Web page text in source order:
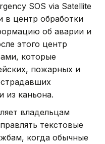
SOS via Satellite
в центр обработки
об аварии и
этого центр
которые
пожарных и
из каньона.
владельцам
текстовые
когда обычные